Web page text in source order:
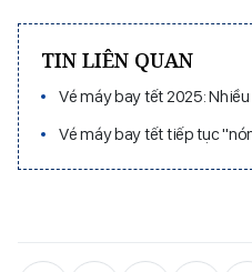
TIN LIÊN QUAN
Vé máy bay tết 2025:
Vé máy bay tết tiếp tục